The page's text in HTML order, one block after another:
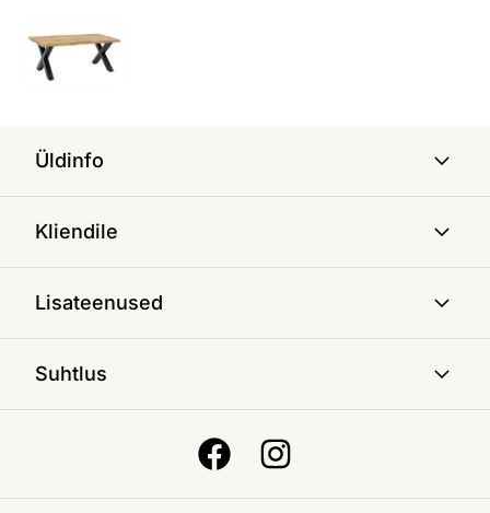
Üldinfo
Kliendile
Lisateenused
Suhtlus